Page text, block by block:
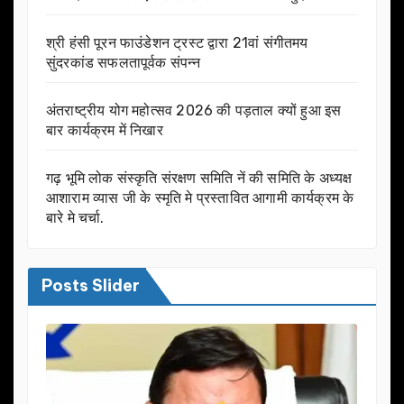
श्री हंसी पूरन फाउंडेशन ट्रस्ट द्वारा 21वां संगीतमय
सुंदरकांड सफलतापूर्वक संपन्न
अंतराष्ट्रीय योग महोत्सव 2026 की पड़ताल क्यों हुआ इस
बार कार्यक्रम में निखार
गढ़ भूमि लोक संस्कृति संरक्षण समिति नें की समिति के अध्यक्ष
आशाराम व्यास जी के स्मृति मे प्रस्तावित आगामी कार्यक्रम के
बारे मे चर्चा.
Posts Slider